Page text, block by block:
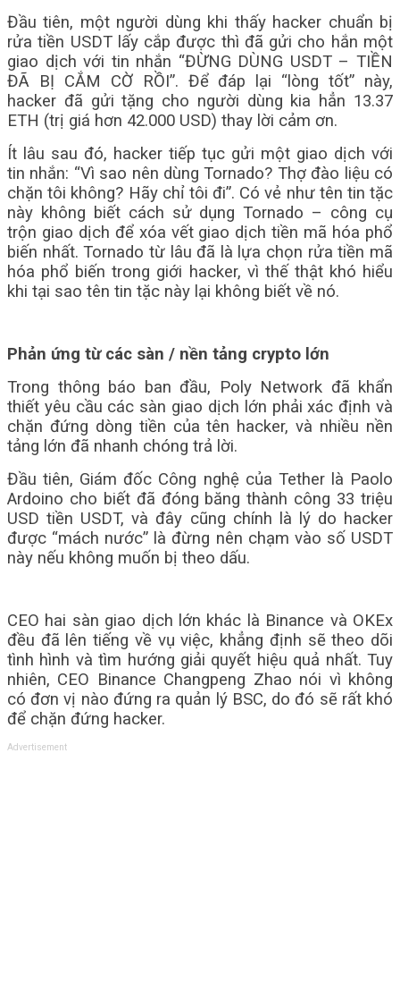
Đầu tiên, một người dùng khi thấy hacker chuẩn bị
rửa tiền USDT lấy cắp được thì đã gửi cho hắn một
giao dịch với tin nhắn “ĐỪNG DÙNG USDT – TIỀN
ĐÃ BỊ CẮM CỜ RỒI”. Để đáp lại “lòng tốt” này,
hacker đã gửi tặng cho người dùng kia hẳn 13.37
ETH (trị giá hơn 42.000 USD) thay lời cảm ơn.
Ít lâu sau đó, hacker tiếp tục gửi một giao dịch với
tin nhắn: “Vì sao nên dùng Tornado? Thợ đào liệu có
chặn tôi không? Hãy chỉ tôi đi”. Có vẻ như tên tin tặc
này không biết cách sử dụng Tornado – công cụ
trộn giao dịch để xóa vết giao dịch tiền mã hóa phổ
biến nhất. Tornado từ lâu đã là lựa chọn rửa tiền mã
hóa phổ biến trong giới hacker, vì thế thật khó hiểu
khi tại sao tên tin tặc này lại không biết về nó.
Phản ứng từ các sàn / nền tảng crypto lớn
Trong thông báo ban đầu, Poly Network đã khẩn
thiết yêu cầu các sàn giao dịch lớn phải xác định và
chặn đứng dòng tiền của tên hacker, và nhiều nền
tảng lớn đã nhanh chóng trả lời.
Đầu tiên, Giám đốc Công nghệ của Tether là Paolo
Ardoino cho biết đã đóng băng thành công 33 triệu
USD tiền USDT, và đây cũng chính là lý do hacker
được “mách nước” là đừng nên chạm vào số USDT
này nếu không muốn bị theo dấu.
CEO hai sàn giao dịch lớn khác là Binance và OKEx
đều đã lên tiếng về vụ việc, khẳng định sẽ theo dõi
tình hình và tìm hướng giải quyết hiệu quả nhất. Tuy
nhiên, CEO Binance Changpeng Zhao nói vì không
có đơn vị nào đứng ra quản lý BSC, do đó sẽ rất khó
để chặn đứng hacker.
Advertisement